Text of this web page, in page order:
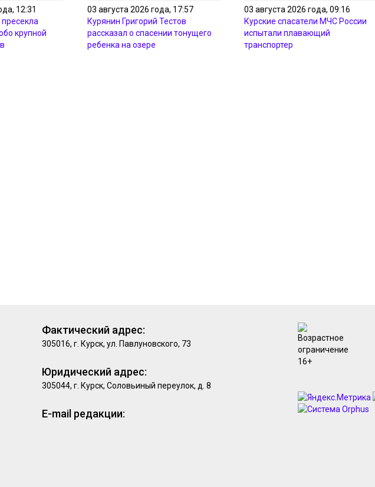
12:31
крупной
03 августа 2026 года, 17:57
Курянин Григорий Тестов
рассказал о спасении тонущего
ребенка на озере
03 августа 2026 года, 09:16
Курские спасатели МЧС России
испытали плавающий
транспортер
Фактический адрес:
305016, г. Курск, ул. Павлуновского, 73
Юридический адрес:
305044, г. Курск, Соловьиный переулок, д. 8
E-mail редакции: